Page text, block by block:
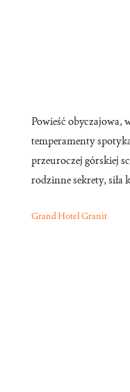
Powieść obyczajowa,
temperamenty
przeuroczej górskiej
rodzinne sekrety,
Grand Hotel Granit